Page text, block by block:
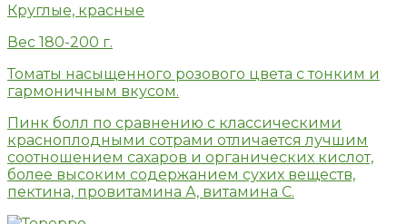
Круглые, красные
Вес 180-200 г.
Томаты насыщенного розового цвета с тонким и
гармоничным вкусом.
Пинк болл по сравнению с классическими
красноплодными сотрами отличается лучшим
соотношением сахаров и органических кислот,
более высоким содержанием сухих веществ,
пектина, провитамина А, витамина С.